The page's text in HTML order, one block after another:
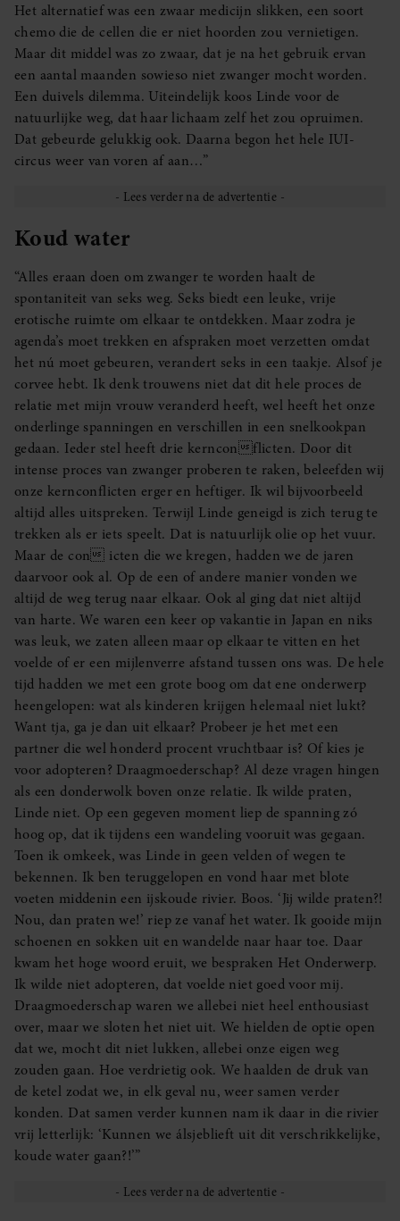
Het alternatief was een zwaar medicijn slikken, een soort
chemo die de cellen die er niet hoorden zou vernietigen.
Maar dit middel was zo zwaar, dat je na het gebruik ervan
een aantal maanden sowieso niet zwanger mocht worden.
Een duivels dilemma. Uiteindelijk koos Linde voor de
natuurlijke weg, dat haar lichaam zelf het zou opruimen.
Dat gebeurde gelukkig ook. Daarna begon het hele IUI-
circus weer van voren af aan…”
Koud water
“Alles eraan doen om zwanger te worden haalt de
spontaniteit van seks weg. Seks biedt een leuke, vrije
erotische ruimte om elkaar te ontdekken. Maar zodra je
agenda’s moet trekken en afspraken moet verzetten omdat
het nú moet gebeuren, verandert seks in een taakje. Alsof je
corvee hebt. Ik denk trouwens niet dat dit hele proces de
relatie met mijn vrouw veranderd heeft, wel heeft het onze
onderlinge spanningen en verschillen in een snelkookpan
gedaan. Ieder stel heeft drie kernconflicten. Door dit
intense proces van zwanger proberen te raken, beleefden wij
onze kernconflicten erger en heftiger. Ik wil bijvoorbeeld
altijd alles uitspreken. Terwijl Linde geneigd is zich terug te
trekken als er iets speelt. Dat is natuurlijk olie op het vuur.
Maar de con icten die we kregen, hadden we de jaren
daarvoor ook al. Op de een of andere manier vonden we
altijd de weg terug naar elkaar. Ook al ging dat niet altijd
van harte. We waren een keer op vakantie in Japan en niks
was leuk, we zaten alleen maar op elkaar te vitten en het
voelde of er een mijlenverre afstand tussen ons was. De hele
tijd hadden we met een grote boog om dat ene onderwerp
heengelopen: wat als kinderen krijgen helemaal niet lukt?
Want tja, ga je dan uit elkaar? Probeer je het met een
partner die wel honderd procent vruchtbaar is? Of kies je
voor adopteren? Draagmoederschap? Al deze vragen hingen
als een donderwolk boven onze relatie. Ik wilde praten,
Linde niet. Op een gegeven moment liep de spanning zó
hoog op, dat ik tijdens een wandeling vooruit was gegaan.
Toen ik omkeek, was Linde in geen velden of wegen te
bekennen. Ik ben teruggelopen en vond haar met blote
voeten middenin een ijskoude rivier. Boos. ‘Jij wilde praten?!
Nou, dan praten we!’ riep ze vanaf het water. Ik gooide mijn
schoenen en sokken uit en wandelde naar haar toe. Daar
kwam het hoge woord eruit, we bespraken Het Onderwerp.
Ik wilde niet adopteren, dat voelde niet goed voor mij.
Draagmoederschap waren we allebei niet heel enthousiast
over, maar we sloten het niet uit. We hielden de optie open
dat we, mocht dit niet lukken, allebei onze eigen weg
zouden gaan. Hoe verdrietig ook. We haalden de druk van
de ketel zodat we, in elk geval nu, weer samen verder
konden. Dat samen verder kunnen nam ik daar in die rivier
vrij letterlijk: ‘Kunnen we álsjeblieft uit dit verschrikkelijke,
koude water gaan?!’”